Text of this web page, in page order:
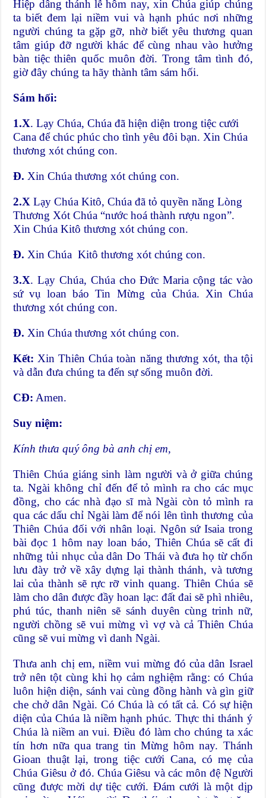
Hiệp dâng thánh lễ hôm nay, xin Chúa giúp chúng
ta biết đem lại niềm vui và hạnh phúc nơi những
người chúng ta gặp gỡ, nhờ biết yêu thương quan
tâm giúp đỡ người khác để cùng nhau vào hưởng
bàn tiệc thiên quốc muôn đời. Trong tâm tình đó,
giờ đây chúng ta hãy thành tâm sám hối.
Sám hối:
1.X. Lạy Chúa, Chúa đã hiện diện trong tiệc cưới
Cana để chúc phúc cho tình yêu đôi bạn. Xin Chúa
thương xót chúng con.
Đ. Xin Chúa thương xót chúng con.
2.XLạy Chúa Kitô, Chúa đã tỏ quyền năng Lòng
Thương Xót Chúa “nước hoá thành rượu ngon”.
Xin Chúa Kitô thương xót chúng con.
Đ. Xin Chúa Kitô thương xót chúng con.
3.X. Lạy Chúa, Chúa cho Đức Maria cộng tác vào
sứ vụ loan báo Tin Mừng của Chúa. Xin Chúa
thương xót chúng con.
Đ. Xin Chúa thương xót chúng con.
Kết: Xin Thiên Chúa toàn năng thương xót, tha tội
và dẫn đưa chúng ta đến sự sống muôn đời.
CĐ: Amen.
Suy niệm:
Kính thưa quý ông bà anh chị em,
Thiên Chúa giáng sinh làm người và ở giữa chúng
ta. Ngài không chỉ đến để tỏ mình ra cho các mục
đồng, cho các nhà đạo sĩ mà Ngài còn tỏ mình ra
qua các dấu chỉ Ngài làm để nói lên tình thương của
Thiên Chúa đối với nhân loại. Ngôn sứ Isaia trong
bài đọc 1 hôm nay loan báo, Thiên Chúa sẽ cất đi
những tủi nhục của dân Do Thái và đưa họ từ chốn
lưu đày trở về xây dựng lại thành thánh, và tương
lai của thành sẽ rực rỡ vinh quang. Thiên Chúa sẽ
làm cho dân được đầy hoan lạc: đất đai sẽ phì nhiêu,
phú túc, thanh niên sẽ sánh duyên cùng trinh nữ,
người chồng sẽ vui mừng vì vợ và cả Thiên Chúa
cũng sẽ vui mừng vì danh Ngài.
Thưa anh chị em, niềm vui mừng đó của dân Israel
trở nên tột cùng khi họ cảm nghiệm rằng: có Chúa
luôn hiện diện, sánh vai cùng đồng hành và gìn giữ
che chở dân Ngài. Có Chúa là có tất cả. Có sự hiện
diện của Chúa là niềm hạnh phúc. Thực thi thánh ý
Chúa là niềm an vui. Điều đó làm cho chúng ta xác
tín hơn nữa qua trang tin Mừng hôm nay. Thánh
Gioan thuật lại, trong tiệc cưới Cana, có mẹ của
Chúa Giêsu ở đó. Chúa Giêsu và các môn đệ Người
cũng được mời dự tiệc cưới. Đám cưới là một dịp